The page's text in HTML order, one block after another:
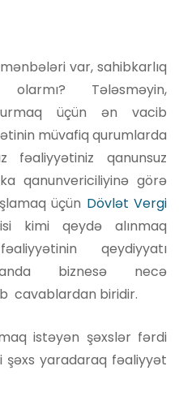
var, sahibkarlıq
Tələsməyin,
üçün ən vacib
müvafiq qurumlarda
fəaliyyətiniz qanunsuz
qanunvericiliyinə görə
üçün Dövlət Vergi
kimi qeydə alınmaq
qeydiyyatı
biznesə necə
cavablardan biridir.
istəyən şəxslər fərdi
şəxs yaradaraq fəaliyyət